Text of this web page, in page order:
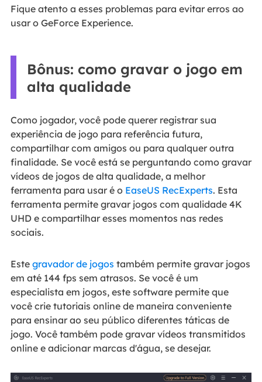
Fique atento a esses problemas para evitar erros ao
usar o GeForce Experience.
Bônus: como gravar o jogo em
alta qualidade
Como jogador, você pode querer registrar sua
experiência de jogo para referência futura,
compartilhar com amigos ou para qualquer outra
finalidade. Se você está se perguntando como gravar
vídeos de jogos de alta qualidade, a melhor
ferramenta para usar é o EaseUS RecExperts. Esta
ferramenta permite gravar jogos com qualidade 4K
UHD e compartilhar esses momentos nas redes
sociais.
Este gravador de jogos também permite gravar jogos
em até 144 fps sem atrasos. Se você é um
especialista em jogos, este software permite que
você crie tutoriais online de maneira conveniente
para ensinar ao seu público diferentes táticas de
jogo. Você também pode gravar vídeos transmitidos
online e adicionar marcas d'água, se desejar.